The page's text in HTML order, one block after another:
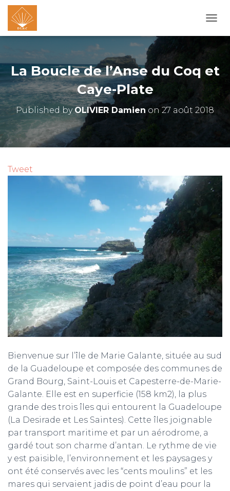
U
R
R
V
O
N
La Boucle de l’Anse du Coq et
Caye-Plate
Published byOLIVIER Damien on 27 août 2018
Tweet
Bienvenue sur l’île de Marie Galante, située au sud
de la Guadeloupe et composée des communes de
Grand Bourg, Saint-Louis et Capesterre-de-Marie-
Galante. Elle est en superficie (158 km2), la plus
grande des trois îles qui entourent la Guadeloupe
(La Desirade et Les Saintes). Cette îles joignable
par transport maritime et par un aérodrome, a
gardé tout son charme d’antan. Le rythme de vie
y est paisible, l’environnement et les paysages y
ont été conservés avec les “cents moulins” et les
mares qui servaient jadis de point d’eau pour la